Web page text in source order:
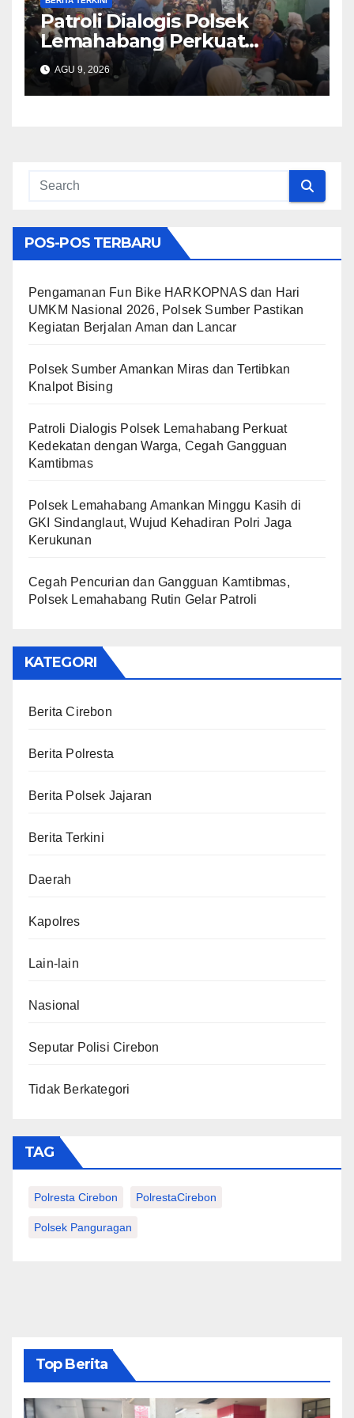
Patroli Dialogis Polsek
Lemahabang Perkuat
Kedekatan dengan Warga,
Cegah Gangguan
Kamtibmas
AGU 9, 2026
POS-POS TERBARU
Pengamanan Fun Bike HARKOPNAS dan Hari
UMKM Nasional 2026, Polsek Sumber Pastikan
Kegiatan Berjalan Aman dan Lancar
Polsek Sumber Amankan Miras dan Tertibkan
Knalpot Bising
Patroli Dialogis Polsek Lemahabang Perkuat
Kedekatan dengan Warga, Cegah Gangguan
Kamtibmas
Polsek Lemahabang Amankan Minggu Kasih di
GKI Sindanglaut, Wujud Kehadiran Polri Jaga
Kerukunan
Cegah Pencurian dan Gangguan Kamtibmas,
Polsek Lemahabang Rutin Gelar Patroli
KATEGORI
Berita Cirebon
Berita Polresta
Berita Polsek Jajaran
Berita Terkini
Daerah
Kapolres
Lain-lain
Nasional
Seputar Polisi Cirebon
Tidak Berkategori
TAG
Polresta Cirebon PolrestaCirebon
Polsek Panguragan
Top Berita